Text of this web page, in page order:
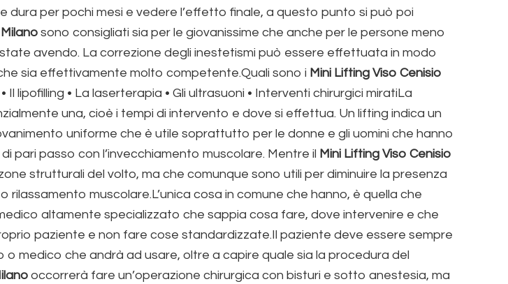
dura per pochi mesi e vedere l’effetto finale, a questo punto si può poi
sono consigliati sia per le giovanissime che anche per le persone meno
avendo. La correzione degli inestetismi può essere effettuata in modo
sia effettivamente molto competente.Quali sono i Mini Lifting Viso Cenisio
lipofilling • La laserterapia • Gli ultrasuoni • Interventi chirurgici miratiLa
una, cioè i tempi di intervento e dove si effettua. Un lifting indica un
uniforme che è utile soprattutto per le donne e gli uomini che hanno
pari passo con l’invecchiamento muscolare. Mentre il Mini Lifting Viso Cenisio
strutturali del volto, ma che comunque sono utili per diminuire la presenza
muscolare.L’unica cosa in comune che hanno, è quella che
altamente specializzato che sappia cosa fare, dove intervenire e che
paziente e non fare cose standardizzate.Il paziente deve essere sempre
medico che andrà ad usare, oltre a capire quale sia la procedura del
occorrerà fare un’operazione chirurgica con bisturi e sotto anestesia, ma